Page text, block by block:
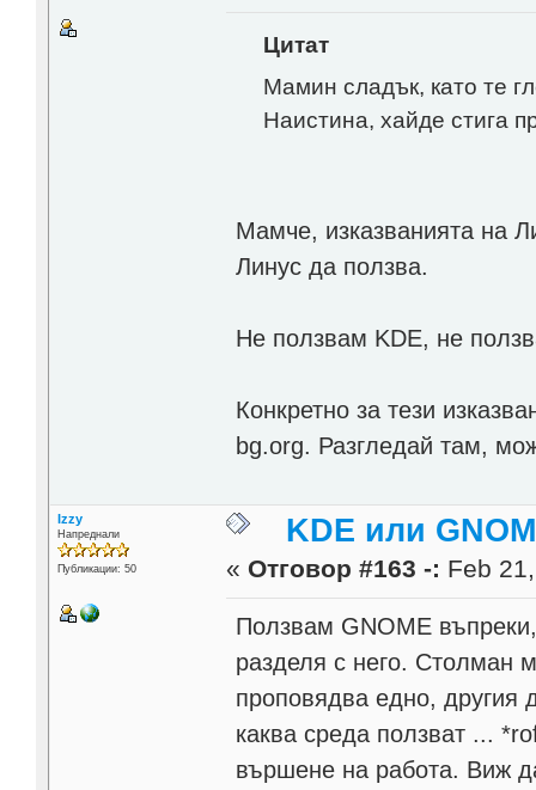
Цитат
Мамин сладък, като те
Наистина, хайде стига
Мамче, изказванията на
Линус да ползва.
Не ползвам KDE, не
Конкретно за тези
bg.org. Разгледай там,
Izzy
Напреднали
Публикации: 50
KDE или
« Отговор #163 -: Feb
Ползвам GNOME
разделя с него. Столман
проповядва едно, другия
каква среда ползват ...
вършене на работа. Виж